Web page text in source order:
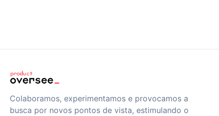
Colaboramos, experimentamos e provocamos a
busca por novos pontos de vista, estimulando o